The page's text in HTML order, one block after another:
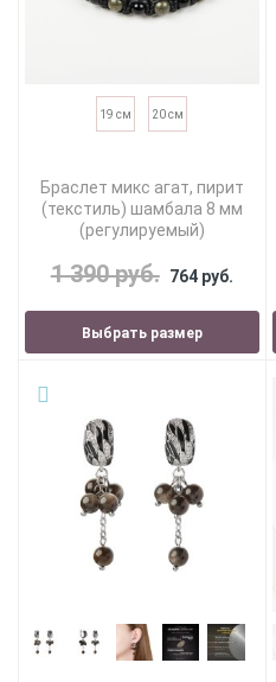
19 см 20 см
Браслет микс агат, пирит
(текстиль) шамбала 8 мм
(регулируемый)
1 390 руб. 764 руб.
Выбрать размер